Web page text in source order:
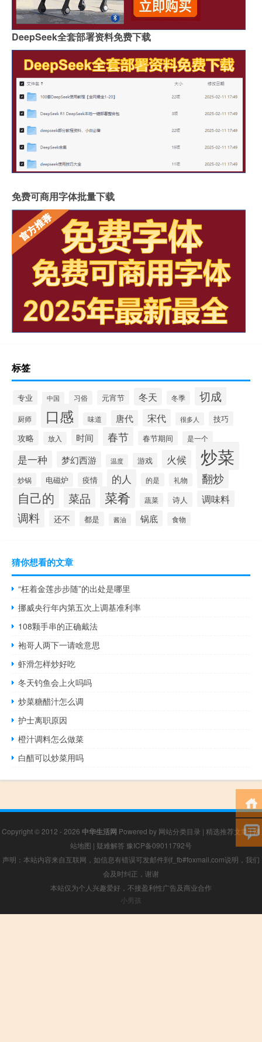
DeepSeek全套部署资料免费下载
免费可商用字体批量下载
标签
专业 中国 习俗 元宵节 冬天 冬季 切成
厨师 口感 味道 唐代 宋代 很多人 技巧
攻略 放入 时间 春节 春节期间 是一个
是一种 梦幻西游 温度 游戏 火候 炒菜
炒锅 电磁炉 疫情 的人 的是 礼物 翻炒
自己的 菜品 菜肴 蔬菜 诗人 调味料
调料 还不 都是 酱油 锅底 食物
猜你想看的文章
“枉着金莲步步随”的出处是哪里
挪威央行年内第五次上调基准利率
108颗手串的正确戴法
袍哥人两下一请啥意思
虾滑怎样炒好吃
冬天钓鱼会上火吗吗
炒菜糖醋汁怎么调
护士离职原因
橙汁调料怎么做菜
白醋可以炒菜用吗
Copyright © 2012 - 2026 中华生活网 Powered by 网站分类目录 | 精选推荐文章|网
站地图 | 疑难解答 豫ICP备09011792号
声明：本站内容来自互联网，如信息有错误可发邮件到f_fb#foxmail.com说明，我们
会及时纠正，谢谢
本站仅为个人兴趣爱好，不接盈利性广告及商业合作
小男孩